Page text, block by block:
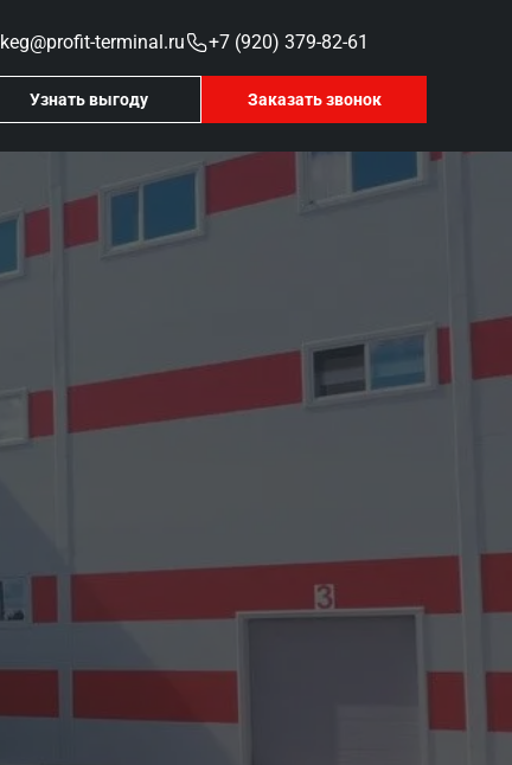
keg@profit-terminal.ru +7 (920) 379-82-61
Узнать выгоду Заказать звонок